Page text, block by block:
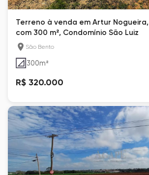
Terreno à venda em Artur
com 300 m², Condomínio São Luiz
São Bento
300m²
R$ 320.000